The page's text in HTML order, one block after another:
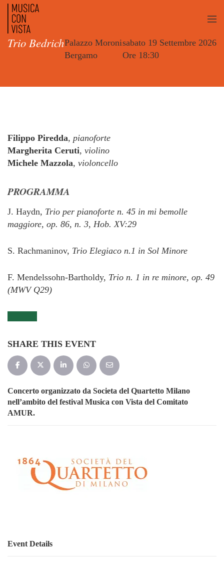
Trio BedrichPalazzo Moroni
Bergamo
sabato 19 Settembre 2026
Ore 18:30
Filippo Piredda, pianoforte
Margherita Ceruti, violino
Michele Mazzola, violoncello
PROGRAMMA
J. Haydn, Trio per pianoforte n. 45 in mi bemolle
maggiore, op. 86, n. 3, Hob. XV:29
S. Rachmaninov, Trio Elegiaco n.1 in Sol Minore
F. Mendelssohn-Bartholdy, Trio n. 1 in re minore, op. 49
(MWV Q29)
SHARE THIS EVENT
Concerto organizzato da Societa del Quartetto Milano
nell’ambito del festival Musica con Vista del Comitato
AMUR.
Event Details